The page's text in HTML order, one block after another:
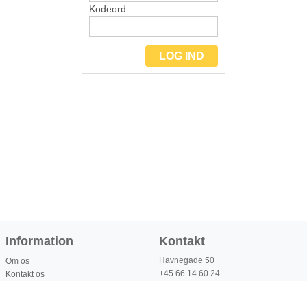
Kodeord:
Information
Om os
Kontakt os
Kontakt
Havnegade 50
+45 66 14 60 24